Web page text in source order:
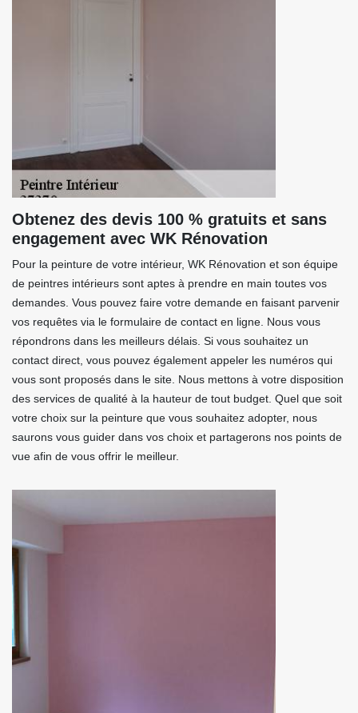
Obtenez des devis 100 % gratuits et sans
engagement avec WK Rénovation
Pour la peinture de votre intérieur, WK Rénovation et son équipe
de peintres intérieurs sont aptes à prendre en main toutes vos
demandes. Vous pouvez faire votre demande en faisant parvenir
vos requêtes via le formulaire de contact en ligne. Nous vous
répondrons dans les meilleurs délais. Si vous souhaitez un
contact direct, vous pouvez également appeler les numéros qui
vous sont proposés dans le site. Nous mettons à votre disposition
des services de qualité à la hauteur de tout budget. Quel que soit
votre choix sur la peinture que vous souhaitez adopter, nous
saurons vous guider dans vos choix et partagerons nos points de
vue afin de vous offrir le meilleur.